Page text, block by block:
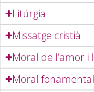
Litúrgia
Missatge cristià
Moral de l’amor
Moral fonamental